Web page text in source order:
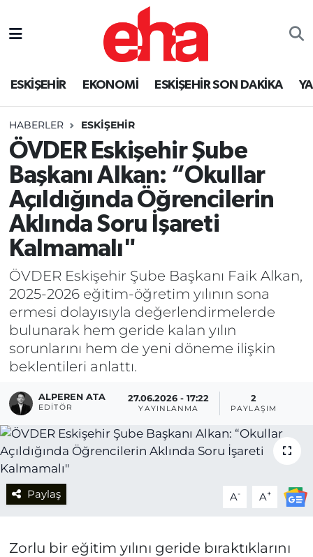
ESKİŞEHİR EKONOMİ ESKİŞEHİR SON DAKİKA
HABERLER ESKİŞEHİR
ÖVDER Eskişehir Şube
Başkanı Alkan: “Okullar
Açıldığında Öğrencilerin
Aklında Soru İşareti
Kalmamalı"
ÖVDER Eskişehir Şube Başkanı Faik Alkan,
2025-2026 eğitim-öğretim yılının sona
ermesi dolayısıyla değerlendirmelerde
bulunarak hem geride kalan yılın
sorunlarını hem de yeni döneme ilişkin
beklentileri anlattı.
ALPEREN ATA
EDITÖR
27.06.2026 - 17:22
YAYINLANMA
2
PAYLAŞIM
Paylaş A- A+
Zorlu bir eğitim yılını geride bıraktıklarını